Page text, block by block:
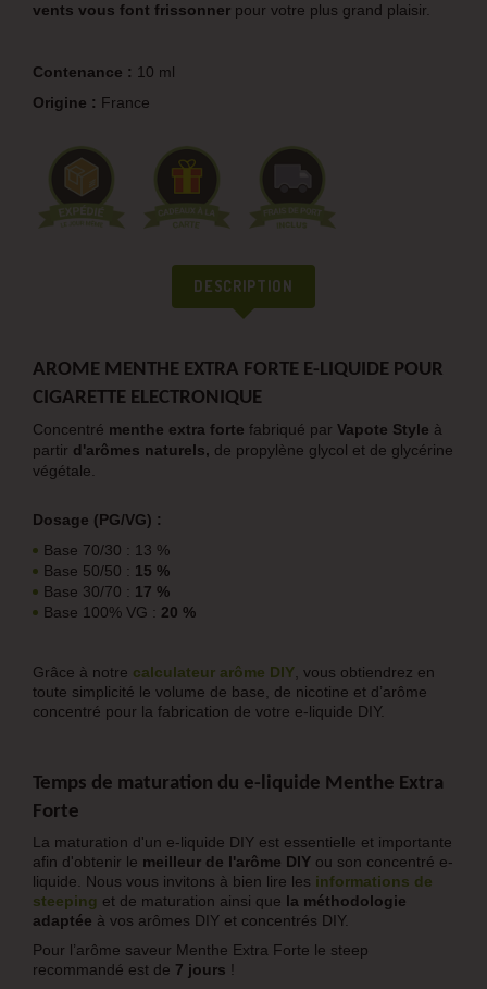
vents vous font frissonner pour votre plus grand plaisir.
Contenance : 10 ml
Origine : France
DESCRIPTION
AROME MENTHE EXTRA FORTE E-LIQUIDE POUR
CIGARETTE ELECTRONIQUE
Concentré menthe extra forte fabriqué par Vapote Style à
partir d'arômes naturels, de propylène glycol et de glycérine
végétale.
Dosage (PG/VG) :
Base 70/30 : 13 %
Base 50/50 : 15 %
Base 30/70 : 17 %
Base 100% VG : 20 %
Grâce à notre calculateur arôme DIY, vous obtiendrez en
toute simplicité le volume de base, de nicotine et d’arôme
concentré pour la fabrication de votre e-liquide DIY.
Temps de maturation du e-liquide Menthe Extra
Forte
La maturation d'un e-liquide DIY est essentielle et importante
afin d'obtenir le meilleur de l'arôme DIY ou son concentré e-
liquide. Nous vous invitons à bien lire les informations de
steeping et de maturation ainsi que la méthodologie
adaptée à vos arômes DIY et concentrés DIY.
Pour l’arôme saveur Menthe Extra Forte le steep
recommandé est de 7 jours !